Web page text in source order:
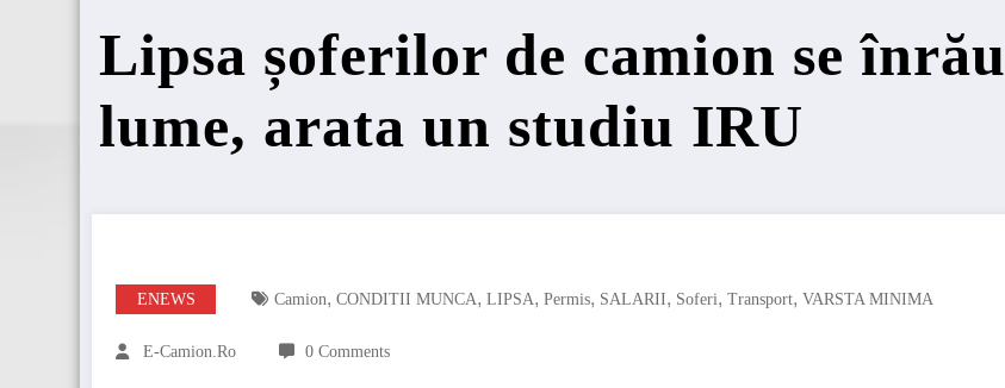
Lipsa șoferilor de camion se
lume, arata un studiu IRU
ENEWS Camion, CONDITII MUNCA, LIPSA, Permis, SALARII, Soferi, Transport, VARSTA MINIMA
E-Camion.ro 0 Comments